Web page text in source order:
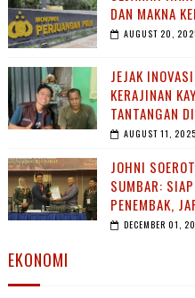
DAN MAKNA
AUGUST 20,
JEJAK
KERAJINAN
TANTANGAN
AUGUST 11, 2025
JOHNI
SUMBAR:
PENEMBAK,
DECEMBER 01,
EKONOMI